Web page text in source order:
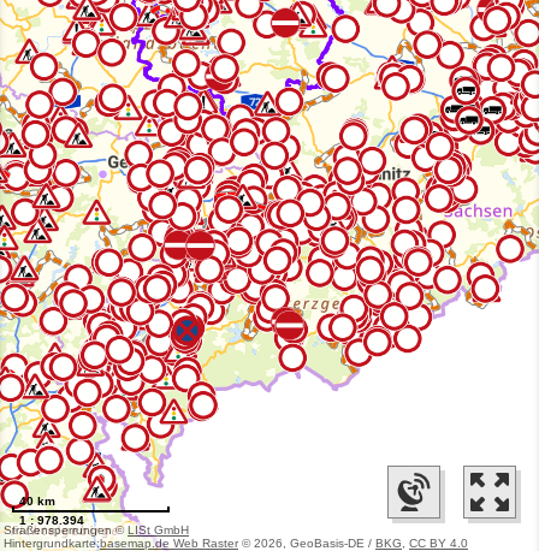
Straßensperrungen ©LISt GmbH
Hintergrundkarte:basemap.de Web Raster © 2026, GeoBasis-DE / BKG CC BY 4.0
40 km
1 : 978.394